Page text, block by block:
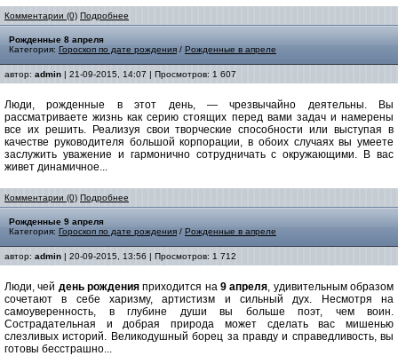
Комментарии (0) Подробнее
Рожденные 8 апреля
Категория: Гороскоп по дате рождения / Рожденные в апреле
автор: admin | 21-09-2015, 14:07 | Просмотров: 1 607
Люди, рожденные в этот день, — чрезвычайно деятельны. Вы
рассматриваете жизнь как серию стоящих перед вами задач и намерены
все их решить. Реализуя свои творческие способности или выступая в
качестве руководителя большой корпорации, в обоих случаях вы умеете
заслужить уважение и гармонично сотрудничать с окружающими. В вас
живет динамичное...
Комментарии (0) Подробнее
Рожденные 9 апреля
Категория: Гороскоп по дате рождения / Рожденные в апреле
автор: admin | 20-09-2015, 13:56 | Просмотров: 1 712
Люди, чей день рождения приходится на9 апреля, удивительным образом
сочетают в себе харизму, артистизм и сильный дух. Несмотря на
самоуверенность, в глубине души вы больше поэт, чем воин.
Сострадательная и добрая природа может сделать вас мишенью
слезливых историй. Великодушный борец за правду и справедливость, вы
готовы бесстрашно...